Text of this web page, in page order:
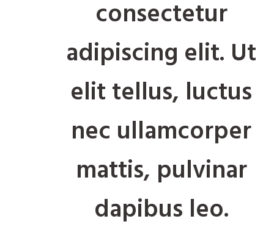
consectetur
adipiscing elit. Ut
elit tellus, luctus
nec ullamcorper
mattis, pulvinar
dapibus leo.